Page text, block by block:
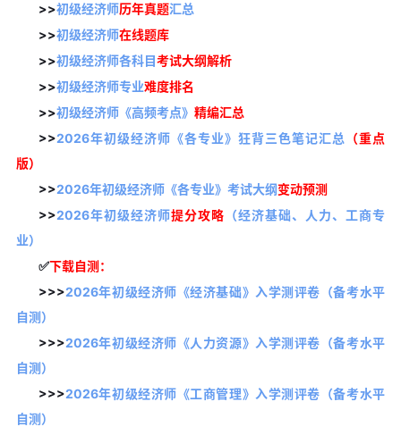
>>初级经济师历年真题汇总
>>初级经济师在线题库
>>初级经济师各科目考试大纲解析
>>初级经济师专业难度排名
>>初级经济师《高频考点》 精编汇总
>>2026年初级经济师《各专业》狂背三色笔记汇总
（重点
版）
>>2026年初级经济师《各专业》考试大纲变动预测
>>2026年初级经济师提分攻略 （经济基础、人力、工商专
业）
✅下载自测：
>>>2026年初级经济师《经济基础》入学测评卷（备考水平
自测）
>>>2026年初级经济师《人力资源》入学测评卷（备考水平
自测）
>>>2026年初级经济师《工商管理》入学测评卷（备考水平
自测）